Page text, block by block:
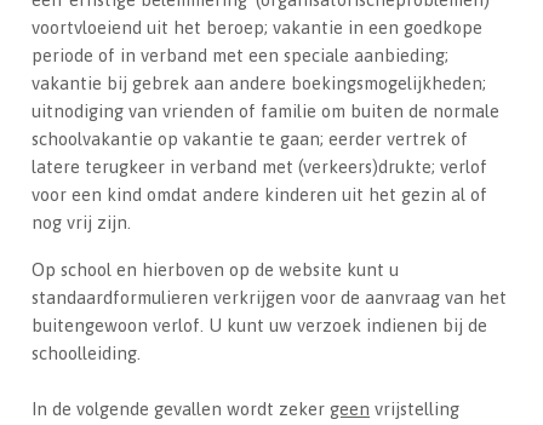
voortvloeiend uit het beroep; vakantie in een goedkope
periode of in verband met een speciale aanbieding;
vakantie bij gebrek aan andere boekingsmogelijkheden;
uitnodiging van vrienden of familie om buiten de normale
schoolvakantie op vakantie te gaan; eerder vertrek of
latere terugkeer in verband met (verkeers)drukte; verlof
voor een kind omdat andere kinderen uit het gezin al of
nog vrij zijn.
Op school en hierboven op de website kunt u
standaardformulieren verkrijgen voor de aanvraag van het
buitengewoon verlof. U kunt uw verzoek indienen bij de
schoolleiding.
In de volgende gevallen wordt zeker geen vrijstelling